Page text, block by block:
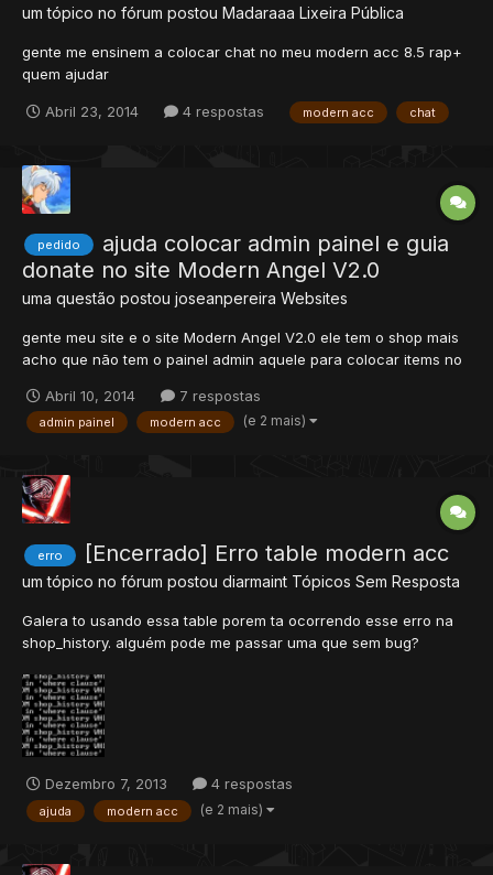
um tópico no fórum postou Madaraaa Lixeira Pública
gente me ensinem a colocar chat no meu modern acc 8.5 rap+
quem ajudar
Abril 23, 2014 4 respostas modern acc chat
pedido
ajuda colocar admin painel e guia
donate no site Modern Angel V2.0
uma questão postou joseanpereira Websites
gente meu site e o site Modern Angel V2.0 ele tem o shop mais
acho que não tem o painel admin aquele para colocar items no
comprados por pontos mais o site não tem aguia donate para
comprar os pontos observe a imagem eu...
Abril 10, 2014 7 respostas
admin painel modern acc (e 2 mais)
erro [Encerrado] Erro table modern acc
um tópico no fórum postou diarmaint Tópicos Sem Resposta
Galera to usando essa table porem ta ocorrendo esse erro na
shop_history. alguém pode me passar uma que sem bug?
Dezembro 7, 2013 4 respostas
ajuda modern acc (e 2 mais)